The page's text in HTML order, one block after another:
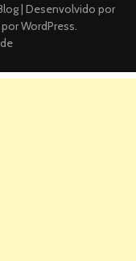
| Desenvolvido por
porWordPress